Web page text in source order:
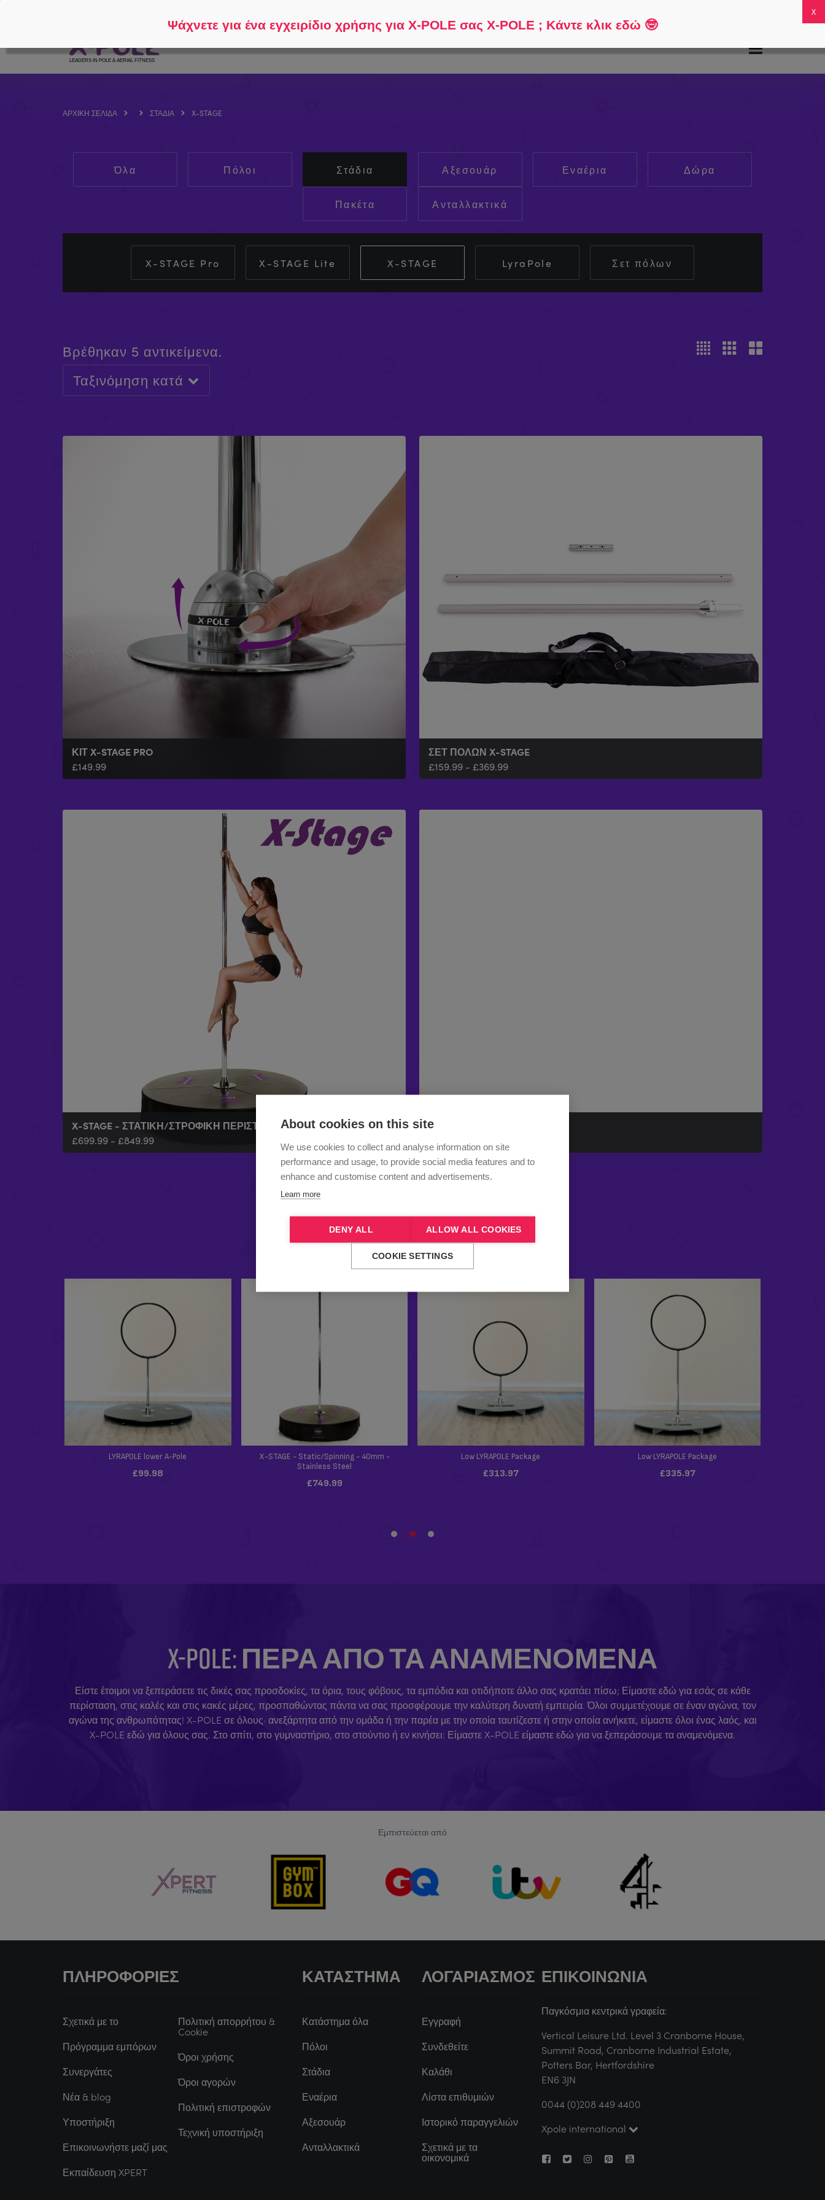
ΑΡΧΙΚΉ ΣΕΛΊΔΑ ΣΤΆΔΙΑ X-STAGE
Όλα Πόλοι Στάδια Αξεσουάρ Εναέρια Δώρα
Πακέτα Ανταλλακτικά
X-STAGE Pro X-STAGE Lite X-STAGE LyraPole Σετ πόλων
Βρέθηκαν 5 αντικείμενα.
Ταξινόμηση κατά
ΚΙΤ X-STAGE PRO
£149.99
ΣΕΤ ΠΌΛΩΝ X-STAGE
£159.99 - £369.99
X-STAGE - ΣΤΑΤΙΚΉ/ΣΤΡΟΦΙΚΉ ΠΕΡΙΣΤΡΟΦΉ
£699.99 - £849.99
LYRAPOLE ΠΌΛΟΣ A
78.98 £
109.98
LYRAPOLE LOW LYRAPOLE
X-POLE: ΠΈΡΑ ΑΠΌ ΤΑ ΑΝΑΜΕΝΌΜΕΝΑ
Είστε έτοιμοι να ξεπεράσετε τις δικές σας προσδοκίες, τα όρια, τους φόβους, τα εμπόδια και οτιδήποτε άλλο σας κρατάει πίσω; Είμαστε εδώ για εσάς σε κάθε
περίσταση, στις καλές και στις κακές μέρες, προσπαθώντας πάντα να σας προσφέρουμε την καλύτερη δυνατή εμπειρία. Όλοι συμμετέχουμε σε έναν αγώνα, τον
αγώνα της ανθρωπότητας! X-POLE σε όλους· ανεξάρτητα από την ομάδα ή την παρέα με την οποία ταυτίζεστε ή στην οποία ανήκετε, είμαστε όλοι ένας λαός, και
X-POLE εδώ για όλους σας. Στο σπίτι, στο γυμναστήριο, στο στούντιο ή εν κινήσει: Είμαστε X-POLE είμαστε εδώ για να ξεπεράσουμε τα αναμενόμενα.
Εμπιστεύεται από
ΠΛΗΡΟΦΟΡΊΕΣ
Σχετικά με το
Πρόγραμμα εμπόρων
Συνεργάτες
Νέα & blog
Υποστήριξη
Επικοινωνήστε μαζί μας
Εκπαίδευση XPERT
Πολιτική απορρήτου &
Cookie
Όροι χρήσης
Όροι αγορών
Πολιτική επιστροφών
Τεχνική υποστήριξη
ΚΑΤΆΣΤΗΜΑ
Κατάστημα όλα
Πόλοι
Στάδια
Εναέρια
Αξεσουάρ
Ανταλλακτικά
ΛΟΓΑΡΙΑΣΜΌΣ
Εγγραφή
Συνδεθείτε
Καλάθι
Λίστα επιθυμιών
Ιστορικό παραγγελιών
Σχετικά με τα
οικονομικά
ΕΠΙΚΟΙΝΩΝΊΑ
Παγκόσμια κεντρικά γραφεία:
Vertical Leisure Ltd. Level 3 Cranborne House,
Summit Road, Cranborne Industrial Estate,
Potters Bar, Hertfordshire
EN6 3JN
0044 (0)208 449 4400
Xpole international
Ψάχνετε για ένα εγχειρίδιο χρήσης για X-POLE σας X-POLE ; Κάντε κλικ εδώ 🤓
About cookies on this site
We use cookies to collect and analyse information on site
performance and usage, to provide social media features and to
enhance and customise content and advertisements.
Learn more
DENY ALL ALLOW ALL COOKIES
COOKIE SETTINGS